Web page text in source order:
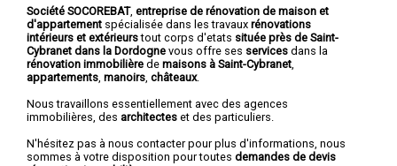
Société SOCOREBAT, entreprise de rénovation de maison et
d'appartement spécialisée dans les travaux rénovations
intérieurs et extérieurstout corps d'etats située près de Saint-
Cybranet dans la Dordogne vous offre ses services dans la
rénovation immobilière de maisons à Saint-Cybranet
appartements manoirs châteaux.
Nous travaillons essentiellement avec des agences
immobilières, des architectes et des particuliers.
N'hésitez pas à nous contacter pour plus d'informations, nous
sommes à votre disposition pour toutes demandes de devis